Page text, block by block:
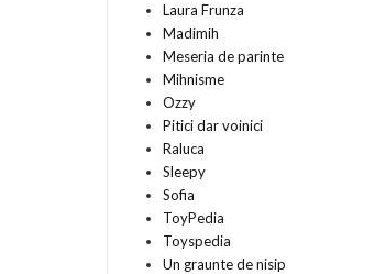
Laura Frunza
Madimih
Meseria de parinte
Mihnisme
Ozzy
Pitici dar voinici
Raluca
Sleepy
Sofia
ToyPedia
Toyspedia
Un graunte de nisip